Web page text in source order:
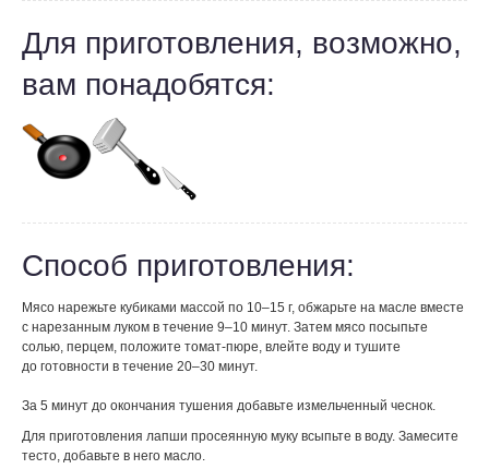
Для приготовления, возможно,
вам понадобятся:
Способ приготовления:
Мясо нарежьте кубиками массой по 10–15 г, обжарьте на масле вместе
с нарезанным луком в течение 9–10 минут. Затем мясо посыпьте
солью, перцем, положите томат-пюре, влейте воду и тушите
до готовности в течение 20–30 минут.
За 5 минут до окончания тушения добавьте измельченный чеснок.
Для приготовления лапши просеянную муку всыпьте в воду. Замесите
тесто, добавьте в него масло.